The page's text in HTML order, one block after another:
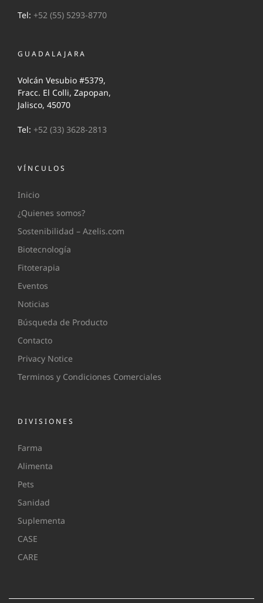
Tel: +52 (55) 5293-8770
GUADALAJARA
Volcán Vesubio #5379,
Fracc. El Colli, Zapopan,
Jalisco, 45070
Tel: +52 (33) 3628-2813
VÍNCULOS
Inicio
¿Quienes somos?
Sostenibilidad – Azelis.com
Biotecnología
Fitoterapia
Eventos
Noticias
Búsqueda de Producto
Contacto
Privacy Notice
Terminos y Condiciones Comerciales
DIVISIONES
Farma
Alimenta
Pets
Sanidad
Suplementa
CASE
CARE